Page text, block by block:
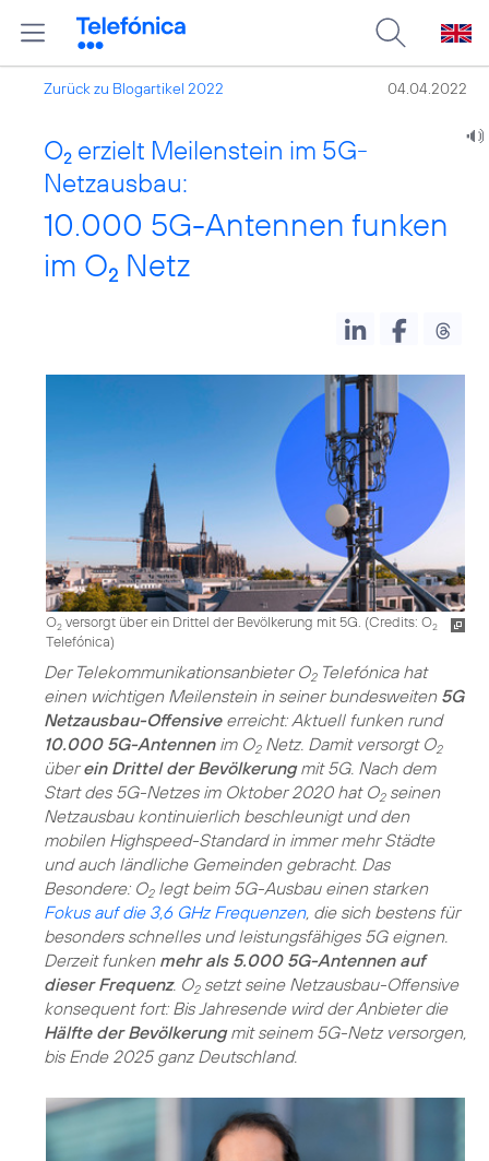
Zurück zu Blogartikel 2022 04.04.2022
O2 erzielt Meilenstein im 5G-
Netzausbau:
10.000 5G-Antennen funken
im O2 Netz
O2 versorgt über ein Drittel der Bevölkerung mit 5G. (Credits: O2
Telefónica)
Der Telekommunikationsanbieter O2Telefónica hat
einen wichtigen Meilenstein in seiner bundesweiten 5G
Netzausbau-Offensiveerreicht: Aktuell funken rund
10.000 5G-Antennenim O2Netz. Damit versorgt O2
überein Drittel der Bevölkerungmit 5G. Nach dem
Start des 5G-Netzes im Oktober 2020 hat O2seinen
Netzausbau kontinuierlich beschleunigt und den
mobilen Highspeed-Standard in immer mehr Städte
und auch ländliche Gemeinden gebracht. Das
Besondere: O2legt beim 5G-Ausbau einen starken
Fokus auf die 3,6 GHz Frequenzen, die sich bestens für
besonders schnelles und leistungsfähiges 5G eignen.
Derzeit funken mehr als 5.000 5G-Antennen auf
dieser Frequenz. O2setzt seine Netzausbau-Offensive
konsequent fort: Bis Jahresende wird der Anbieter die
Hälfte der Bevölkerungmit seinem 5G-Netz versorgen,
bis Ende 2025 ganz Deutschland.